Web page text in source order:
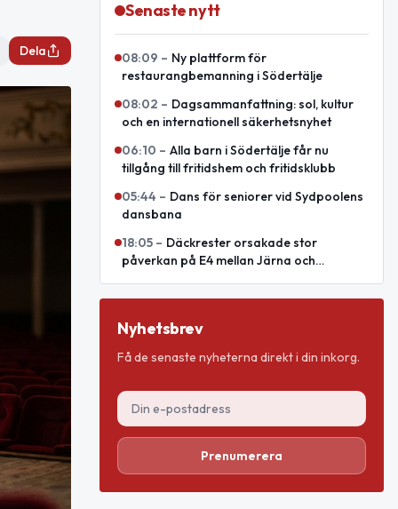
Dela
Senaste nytt
08:09 – Ny plattform för
restaurangbemanning i Södertälje
08:02 – Dagsammanfattning: sol, kultur
och en internationell säkerhetsnyhet
06:10 – Alla barn i Södertälje får nu
tillgång till fritidshem och fritidsklubb
05:44 – Dans för seniorer vid Sydpoolens
dansbana
18:05 – Däckrester orsakade stor
påverkan på E4 mellan Järna och
Nyhetsbrev
Få de senaste nyheterna direkt i din inkorg.
Prenumerera